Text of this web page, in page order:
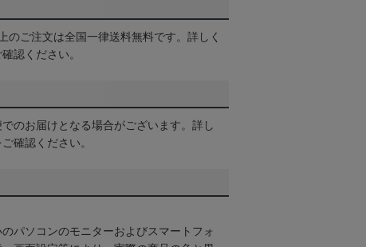
のご注文は全国一律送料無料です。詳しく
認ください。
のお届けとなる場合がございます。詳し
ご確認ください。
パソコンのモニターおよびスマートフォ